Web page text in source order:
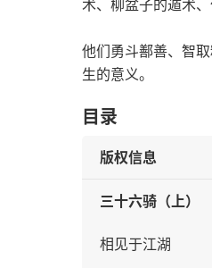
术、柳盆子的遁术
他们勇斗鄯善、智
生的意义。
目录
版权信息
三十六骑（上）
相见于江湖